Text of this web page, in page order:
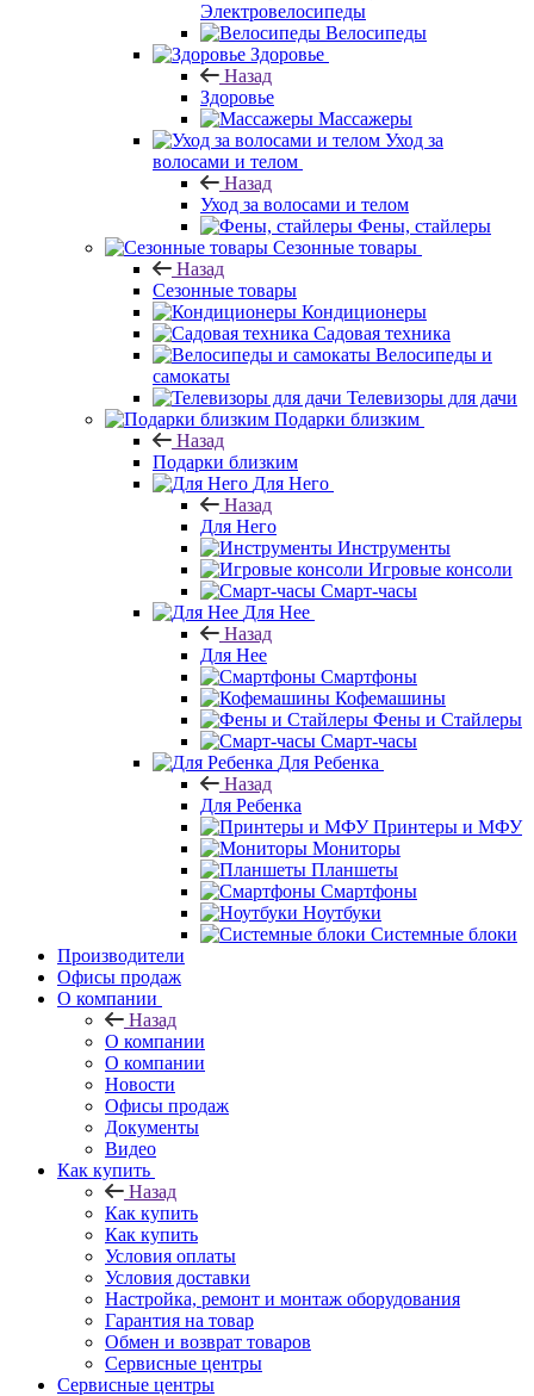
Электровелосипеды
Велосипеды
Здоровье
Назад
Здоровье
Массажеры
Уход за
волосами и телом
Назад
Уход за волосами и телом
Фены, стайлеры
Сезонные товары
Назад
Сезонные товары
Кондиционеры
Садовая техника
Велосипеды и
самокаты
Телевизоры для дачи
Подарки близким
Назад
Подарки близким
Для Него
Назад
Для Него
Инструменты
Игровые консоли
Смарт-часы
Для Нее
Назад
Для Нее
Смартфоны
Кофемашины
Фены и Стайлеры
Смарт-часы
Для Ребенка
Назад
Для Ребенка
Принтеры и МФУ
Мониторы
Планшеты
Смартфоны
Ноутбуки
Системные блоки
Производители
Офисы продаж
О компании
Назад
О компании
О компании
Новости
Офисы продаж
Документы
Видео
Как купить
Назад
Как купить
Как купить
Условия оплаты
Условия доставки
Настройка, ремонт и монтаж оборудования
Гарантия на товар
Обмен и возврат товаров
Сервисные центры
Сервисные центры